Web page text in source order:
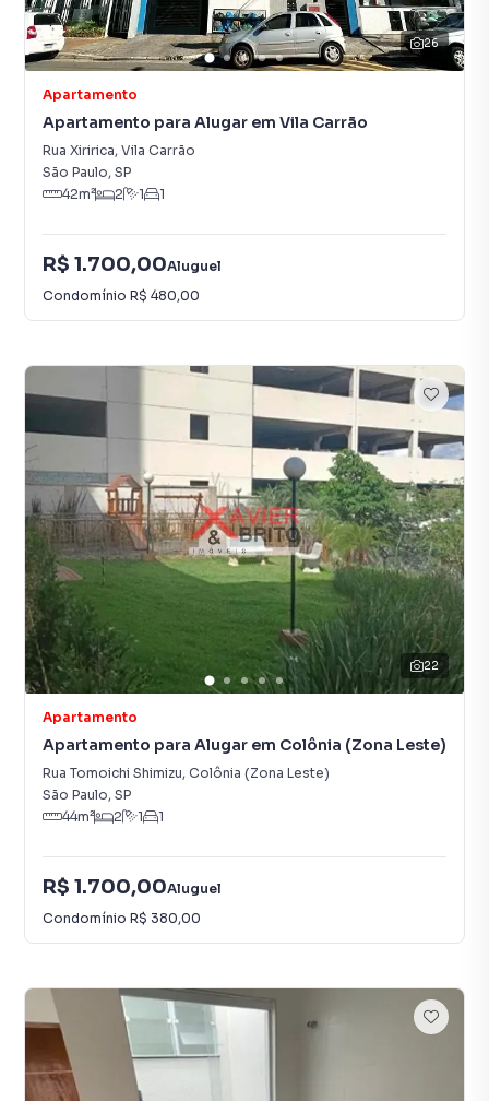
26
Apartamento
Apartamento para Alugar em Vila Carrão
Rua Xiririca, Vila Carrão
São Paulo, SP
42m² 2 1 1
R$ 1.700,00Aluguel
Condomínio R$ 480,00
22
Apartamento
Apartamento para Alugar em Colônia (Zona Leste)
Rua Tomoichi Shimizu, Colônia (Zona Leste)
São Paulo, SP
44m² 2 1 1
R$ 1.700,00Aluguel
Condomínio R$ 380,00